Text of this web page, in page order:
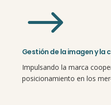
$
Gestión de la imagen y la
Impulsando la marca
posicionamiento en los